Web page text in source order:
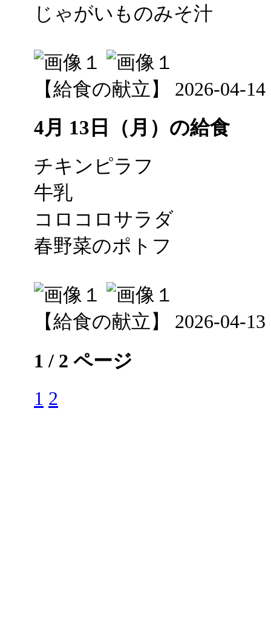
じゃがいものみそ汁
【給食の献立】 2026-04-
4月 13日（月）の給食
チキンピラフ
牛乳
コロコロサラダ
春野菜のポトフ
【給食の献立】 2026-04-
1 / 2 ページ
1 2